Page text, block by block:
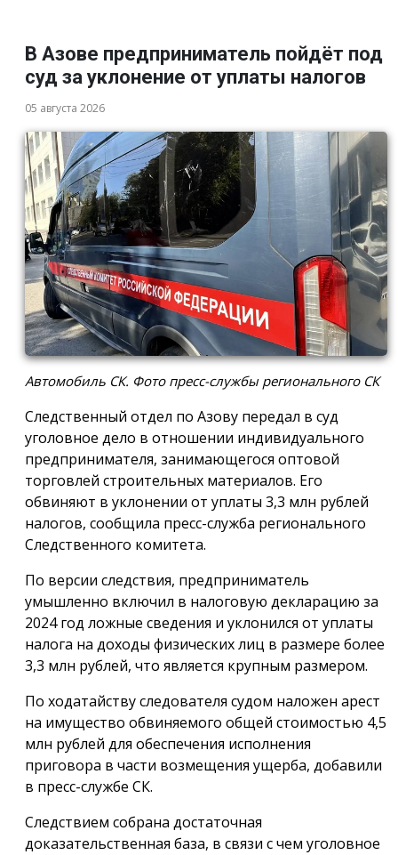
В Азове предприниматель пойдёт под
суд за уклонение от уплаты налогов
05 августа 2026
Автомобиль СК. Фото пресс-службы регионального СК
Следственный отдел по Азову передал в суд
уголовное дело в отношении индивидуального
предпринимателя, занимающегося оптовой
торговлей строительных материалов. Его
обвиняют в уклонении от уплаты 3,3 млн рублей
налогов, сообщила пресс-служба регионального
Следственного комитета.
По версии следствия, предприниматель
умышленно включил в налоговую декларацию за
2024 год ложные сведения и уклонился от уплаты
налога на доходы физических лиц в размере более
3,3 млн рублей, что является крупным размером.
По ходатайству следователя судом наложен арест
на имущество обвиняемого общей стоимостью 4,5
млн рублей для обеспечения исполнения
приговора в части возмещения ущерба, добавили
в пресс-службе СК.
Следствием собрана достаточная
доказательственная база, в связи с чем уголовное